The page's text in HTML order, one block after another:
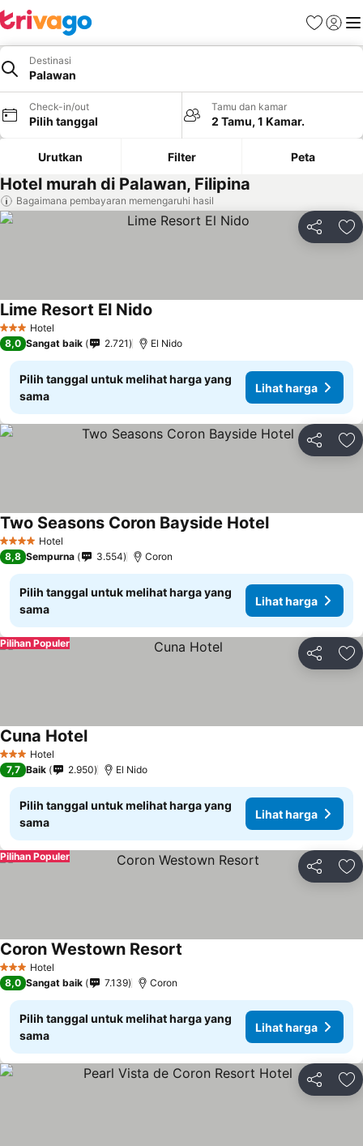
FavoritLogin
Destinasi
Palawan
Check-in/out
Pilih tanggal
Tamu dan kamar
2 Tamu, 1 Kamar.
Urutkan Filter Peta
Hotel murah di Palawan, Filipina
Bagaimana pembayaran memengaruhi hasil
Bagikan
3 BintangHotel
Lime Resort El Nido
8,0 Sangat baik 2.721 El Nido
Pilih tanggal untuk melihat harga yang
sama
Lihat harga
Bagikan
4 BintangHotel
Two Seasons Coron Bayside HotelLihat harga
8,8 Sempurna 3.554 Coron
Pilih tanggal untuk melihat harga yang
sama
Lihat harga
Bagikan
Pilihan Populer
3 BintangHotel
Cuna HotelLihat harga
7,7 Baik 2.950 El Nido
Pilih tanggal untuk melihat harga yang
sama
Lihat harga
Bagikan
Pilihan Populer
3 BintangHotel
Coron Westown Resort
8,0 Sangat baik 7.139 Coron
Pilih tanggal untuk melihat harga yang
sama
Lihat harga
Bagikan